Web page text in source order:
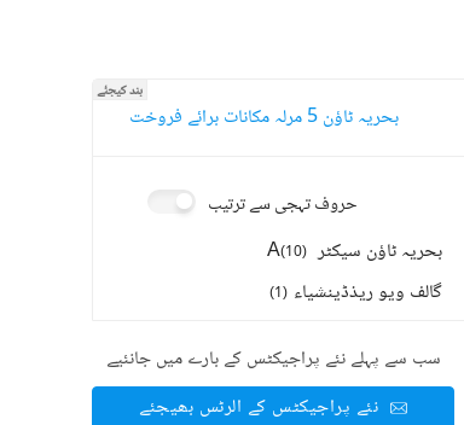
بحریہ ٹاؤن 5 مرلہ مکانات برائے فروخت
بند کیجئے
حروف تہجی سے ترتیب
بحریہ ٹاؤن سیکٹر A (10)
گالف ویو ریذڈینشیاء (
1
)
سب سے پہلے نئے پراجیکٹس کے بارے میں جانئیے
نئے پراجیکٹس کے الرٹس بھیجئے